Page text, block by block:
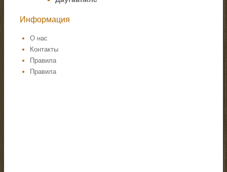
Информация
О нас
Контакты
Правила
Правила